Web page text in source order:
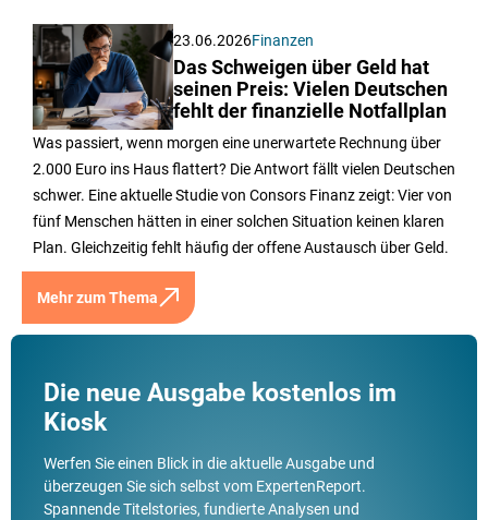
23.06.2026Finanzen
Das Schweigen über Geld hat
seinen Preis: Vielen Deutschen
fehlt der finanzielle Notfallplan
Was passiert, wenn morgen eine unerwartete Rechnung über
2.000 Euro ins Haus flattert? Die Antwort fällt vielen Deutschen
schwer. Eine aktuelle Studie von Consors Finanz zeigt: Vier von
fünf Menschen hätten in einer solchen Situation keinen klaren
Plan. Gleichzeitig fehlt häufig der offene Austausch über Geld.
Mehr zum Thema
Die neue Ausgabe kostenlos im
Kiosk
Werfen Sie einen Blick in die aktuelle Ausgabe und
überzeugen Sie sich selbst vom ExpertenReport.
Spannende Titelstories, fundierte Analysen und